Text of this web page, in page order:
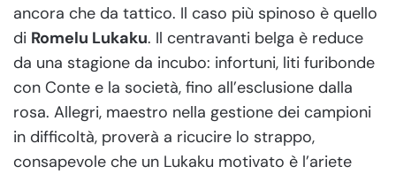
ancora che da tattico. Il caso più spinoso è quello
di Romelu Lukaku. Il centravanti belga è reduce
da una stagione da incubo: infortuni, liti furibonde
con Conte e la società, fino all’esclusione dalla
rosa. Allegri, maestro nella gestione dei campioni
in difficoltà, proverà a ricucire lo strappo,
consapevole che un Lukaku motivato è l’ariete